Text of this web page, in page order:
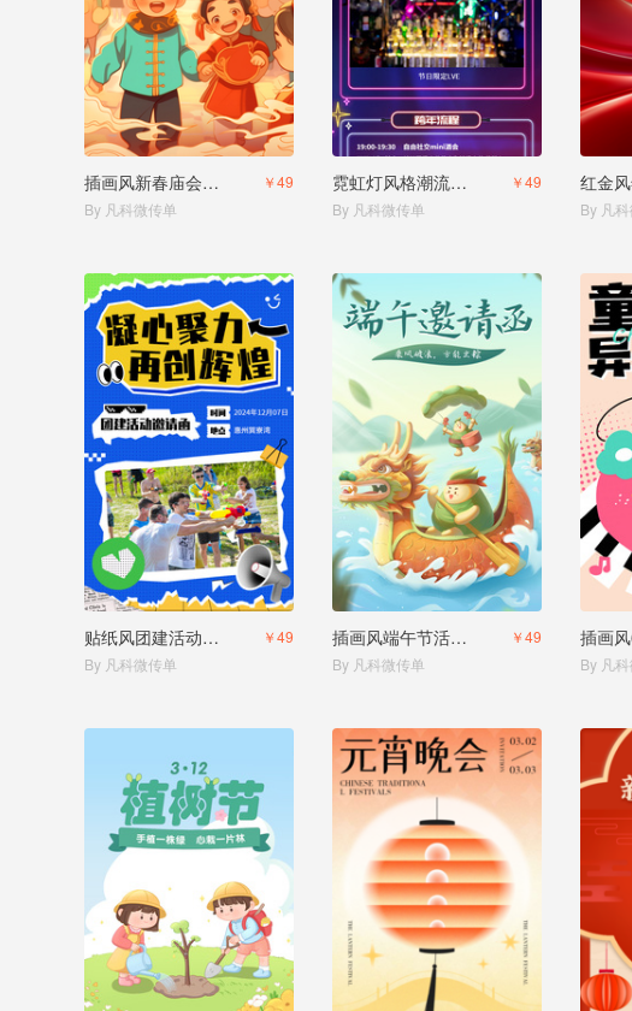
插画风新春庙会邀请函
￥49
By 凡科微传单
霓虹灯风格潮流现代跨年邀请函
￥49
By 凡科微传单
By 凡
贴纸风团建活动员工活动邀请函
￥49
By 凡科微传单
插画风端午节活动邀请
￥49
By 凡科微传单
By 凡